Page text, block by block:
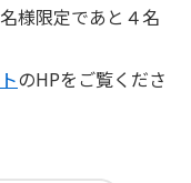
様限定であと４名
のHPをご覧くださ